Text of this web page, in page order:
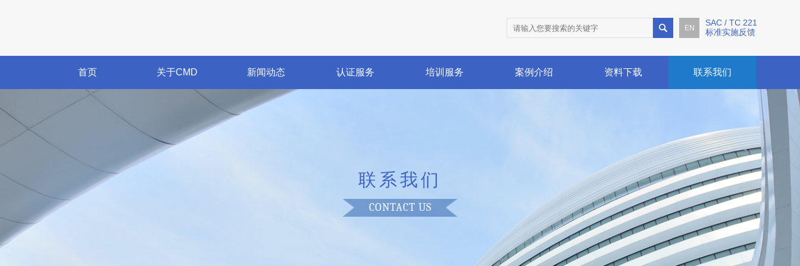
EN
SAC / TC 221
标准实施反馈
首页 关于CMD 新闻动态 认证服务 培训服务 案例介绍 资料下载 联系我们
联系我们
CONTACT US